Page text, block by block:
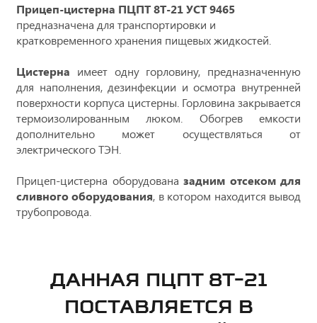
Прицеп-цистерна ПЦПТ 8Т-21 УСТ 9465
предназначена для транспортировки и
кратковременного хранения пищевых жидкостей.
Цистерна имеет одну горловину, предназначенную
для наполнения, дезинфекции и осмотра внутренней
поверхности корпуса цистерны. Горловина закрывается
термоизолированным люком. Обогрев емкости
дополнительно может осуществляться от
электрического ТЭН.
Прицеп-цистерна оборудована задним отсеком для
сливного оборудования, в котором находится вывод
трубопровода.
ДАННАЯ ПЦПТ 8Т-21
ПОСТАВЛЯЕТСЯ В